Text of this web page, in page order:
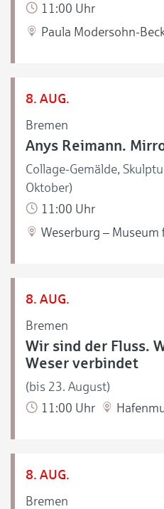
11:00 Uhr
Paula Modersohn-
8. AUG.
Bremen
Anys Reimann.
Collage-Gemälde,
Oktober)
11:00 Uhr
Weserburg –
8. AUG.
Bremen
Wir sind der Fluss.
Weser verbindet
(bis 23. August)
11:00 Uhr
8. AUG.
Bremen